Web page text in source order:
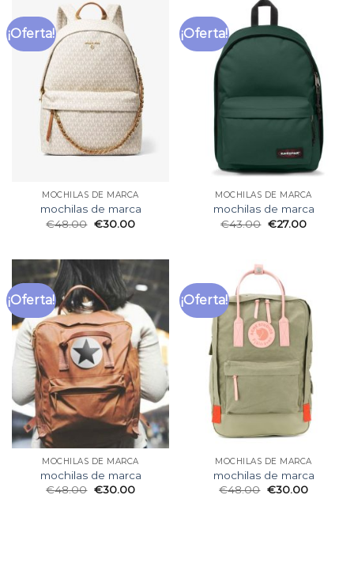
¡Oferta!
MOCHILAS DE MARCA
mochilas de marca
€48.00 €30.00
¡Oferta!
MOCHILAS DE MARCA
mochilas de marca
€43.00 €27.00
¡Oferta!
MOCHILAS DE MARCA
mochilas de marca
€48.00 €30.00
¡Oferta!
MOCHILAS DE MARCA
mochilas de marca
€48.00 €30.00